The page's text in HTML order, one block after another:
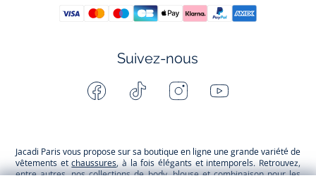
Suivez-nous
Facebook Tiktok InstagramYoutube
Jacadi Paris vous propose sur sa boutique en ligne une grande variété de
vêtements etchaussures, à la fois élégants et intemporels. Retrouvez,
entre autres, nos collections de body, blouse et combinaison pour les